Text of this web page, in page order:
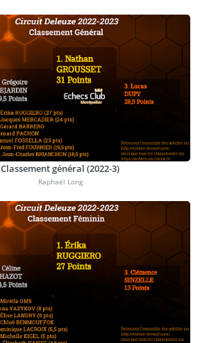
Classement général (2022-3)
Raphaël Long